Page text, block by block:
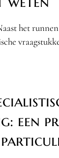
het
een